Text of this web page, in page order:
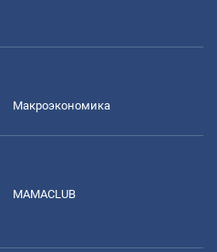
Mакроэкономика
MAMACLUB